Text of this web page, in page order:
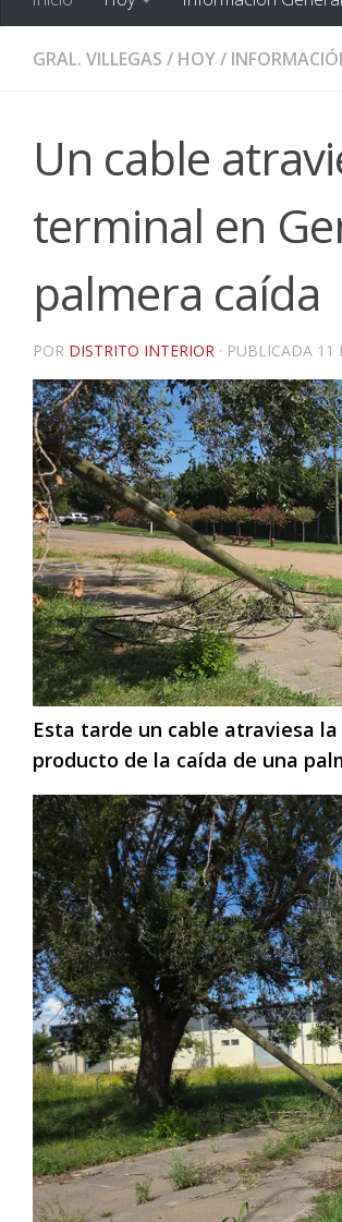
GRAL. VILLEGAS / HOY/
Un cable
terminal en
palmera caída
POR DISTRITO INTERIOR · PUBLICADA 11
Esta tarde un cable atraviesa la
producto de la caída de una